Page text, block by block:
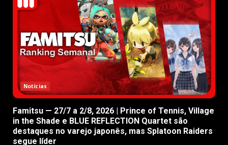
Notícias
Famitsu — 27/7 a 2/8, 2026 | Prince of Tennis, Village
in the Shade e BLUE REFLECTION Quartet são
destaques no varejo japonês, mas Splatoon Raiders
segue líder